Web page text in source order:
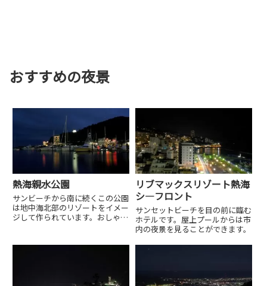
おすすめの夜景
熱海親水公園
サンビーチから南に続くこの公園
は地中海北部のリゾートをイメー
ジして作られています。おしゃれ
リブマックスリゾート熱海
シ―フロント
サンセットビーチを目の前に臨む
ホテルです。屋上プールからは市
内の夜景を見ることができます。